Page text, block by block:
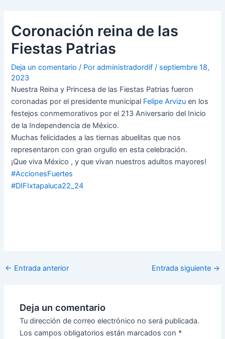
contenido
Coronación reina de las
Fiestas Patrias
Deja un comentario / Poradministradordif/ septiembre 18,
2023
Nuestra Reina y Princesa de las Fiestas Patrias fueron
coronadas por el presidente municipal Felipe Arvizu en los
festejos conmemorativos por el 213 Aniversario del Inicio
de la Independencia de México.
Muchas felicidades a las tiernas abuelitas que nos
representaron con gran orgullo en esta celebración.
¡Que viva México , y que vivan nuestros adultos mayores!
#AccionesFuertes
#DIFIxtapaluca22_24
entradas
← Entrada anterior Entrada siguiente →
Deja un comentario
Tu dirección de correo electrónico no será publicada.
Los campos obligatorios están marcados con *